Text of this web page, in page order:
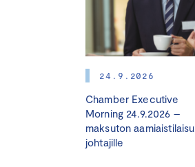
omalle yritykselle vastuullisuuden
osana valmennusta.
oivan startin oman yrityksen
Valmennus koostuukahdesta
toteutetaan osallistujayrityksissä
olennaisuuskartoitus ja
24.9.2026
Chamber Executive
Morning 24.9.2026 –
maksuton
johtajille